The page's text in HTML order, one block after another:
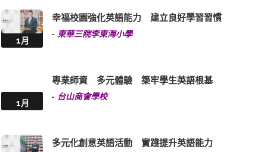
1月
幸福校園強化英語能力 建立良好學習習慣
- 東華三院李東海小學
1月
專業師資 多元體驗 築牢學生英語根基
- 台山商會學校
多元化創意英語活動 實踐提升英語能力